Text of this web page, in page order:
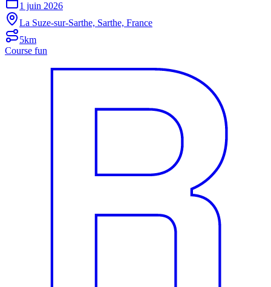
1 juin 2026
La Suze-sur-Sarthe, Sarthe, France
5km
Course fun